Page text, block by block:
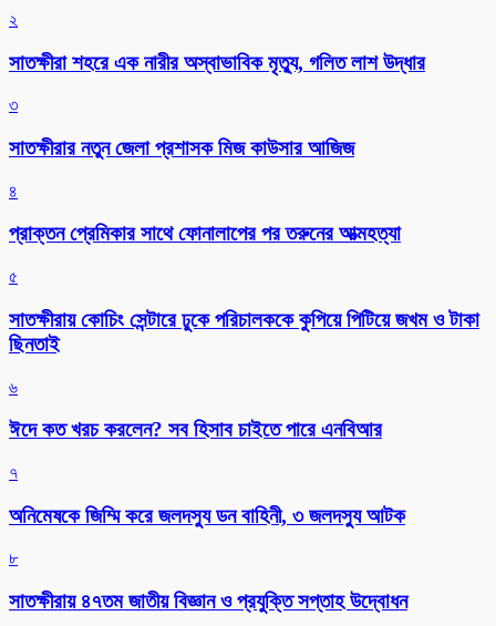
২
সাতক্ষীরা শহরে এক নারীর অস্বাভাবিক মৃত্যু, গলিত লাশ উদ্ধার
৩
সাতক্ষীরার নতুন জেলা প্রশাসক মিজ কাউসার আজিজ
৪
প্রাক্তন প্রেমিকার সাথে ফোনালাপের পর তরুনের আত্মহত্যা
৫
সাতক্ষীরায় কোচিং সেন্টারে ঢুকে পরিচালককে কুপিয়ে পিটিয়ে জখম ও টাকা
ছিনতাই
৬
ঈদে কত খরচ করলেন? সব হিসাব চাইতে পারে এনবিআর
৭
অনিমেষকে জিম্মি করে জলদস্যু ডন বাহিনী, ৩ জলদস্যু আটক
৮
সাতক্ষীরায় ৪৭তম জাতীয় বিজ্ঞান ও প্রযুক্তি সপ্তাহ উদ্বোধন